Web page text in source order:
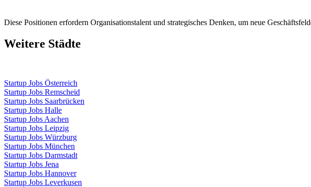
Diese Positionen erfordern Organisationstalent und strategisches Denken, um neue
Weitere Städte
Startup Jobs Österreich
Startup Jobs Remscheid
Startup Jobs Saarbrücken
Startup Jobs Halle
Startup Jobs Aachen
Startup Jobs Leipzig
Startup Jobs Würzburg
Startup Jobs München
Startup Jobs Darmstadt
Startup Jobs Jena
Startup Jobs Hannover
Startup Jobs Leverkusen